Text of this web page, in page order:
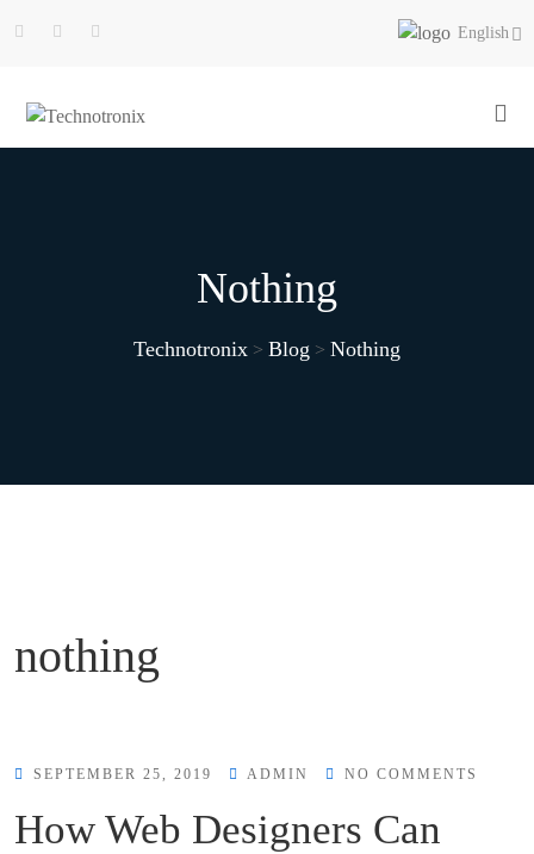
English
Nothing
Technotronix > Blog > Nothing
nothing
SEPTEMBER 25, 2019 ADMIN NO COMMENTS
How Web Designers Can